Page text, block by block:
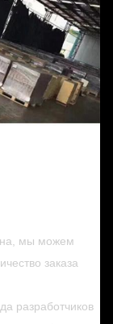
мы можем
заказа
разработчиков